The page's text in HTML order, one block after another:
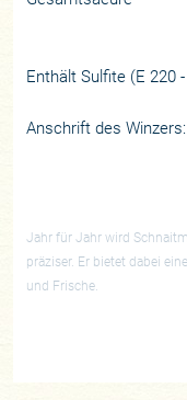
Enthält Sulfite (E 220
Anschrift des Winzers:
Jahr für Jahr wird
präziser. Er bietet dabei
und Frische.